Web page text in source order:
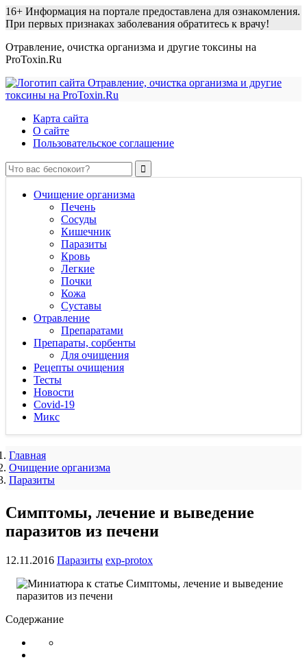
16+ Информация на портале предоставлена для ознакомления.
При первых признаках заболевания обратитесь к врачу!
Отравление, очистка организма и другие токсины на
ProToxin.Ru
Карта сайта
О сайте
Пользовательское соглашение
Очищение организма
Печень
Сосуды
Кишечник
Паразиты
Кровь
Легкие
Почки
Кожа
Суставы
Отравление
Препаратами
Препараты, сорбенты
Для очищения
Рецепты очищения
Тесты
Новости
Covid-19
Микс
Главная
Очищение организма
Паразиты
Симптомы, лечение и выведение
паразитов из печени
12.11.2016 Паразиты exp-protox
Содержание